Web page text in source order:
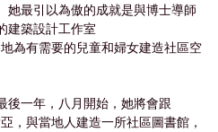
她最引以為傲的成就是與博士導師
建築設計工作室
為有需要的兒童和婦女建造社區空
後一年，八月開始，她將會跟
，與當地人建造一所社區圖書館，